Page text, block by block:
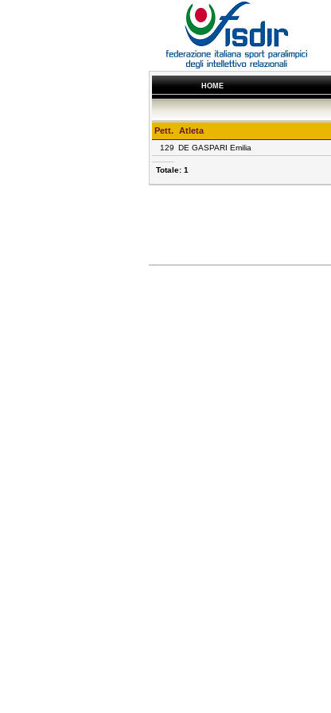
HOME
Pett. Atleta
129 DE GASPARI Emilia
Totale: 1